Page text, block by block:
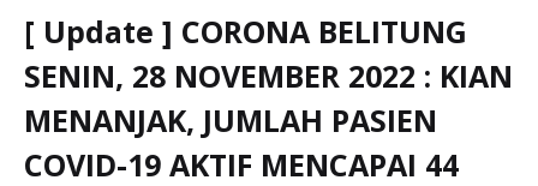
[ Update ] CORONA BELITUNG
SENIN, 28 NOVEMBER 2022 : KIAN
MENANJAK, JUMLAH PASIEN
COVID-19 AKTIF MENCAPAI 44